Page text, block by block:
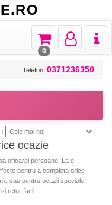
Toggle
Toggle
navigation
Toggle
navigation
0
Telefon: 0371236350
:
ocazie
oricarei persoane. La e-
pentru a completa orice
sau pentru ocazii speciale,
retur facil.